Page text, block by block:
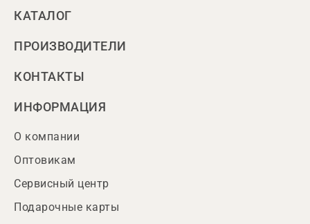
КАТАЛОГ
ПРОИЗВОДИТЕЛИ
КОНТАКТЫ
ИНФОРМАЦИЯ
О компании
Оптовикам
Сервисный центр
Подарочные карты